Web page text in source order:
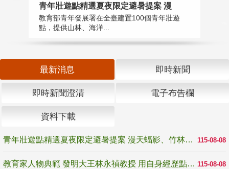
青年壯遊點精選夏夜限定避暑提案 漫
教育部青年發展署在全臺建置100個青年壯遊
點，提供山林、海洋...
最新消息 即時新聞
即時新聞澄清 電子布告欄
資料下載
115-08-08
青年壯遊點精選夏夜限定避暑提案 漫天蝠影、竹林尋蛙、茶香夜觀 邀青年暮色出發
115-08-08
教育家人物典範 發明大王林永禎教授 用自身經歷點亮學生的路